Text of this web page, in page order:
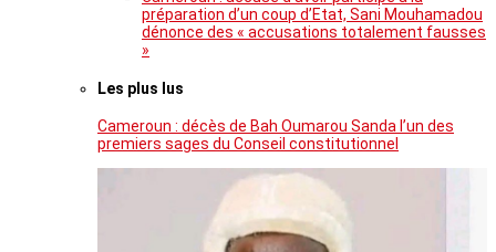
préparation d’un coup d’Etat, Sani Mouhamadou
dénonce des « accusations totalement fausses
»
Les plus lus
Cameroun : décès de Bah Oumarou Sanda l’un des
premiers sages du Conseil constitutionnel